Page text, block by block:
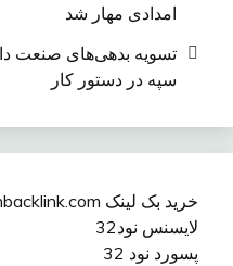
امدادی مهار شد
سپه در دستور کار
خرید بک لینک behtarinbacklink.com
لایسنس نود32
پسورد نود 32